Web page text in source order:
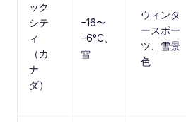
ック
シテ
ィ
（カ
ナ
ダ）
−16〜
−6°C、
雪
ウィンタ
ースポー
ツ、雪景
色